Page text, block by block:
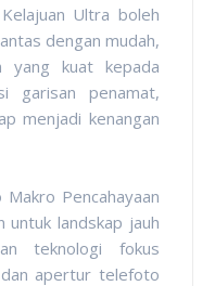
Ultra boleh
dengan mudah,
yang kuat kepada
garisan penamat,
menjadi kenangan
Pencahayaan
untuk landskap jauh
teknologi fokus
apertur telefoto